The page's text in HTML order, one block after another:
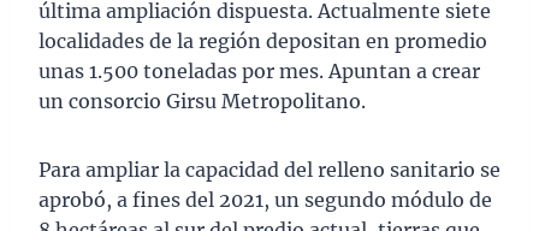
última ampliación dispuesta. Actualmente siete
localidades de la región depositan en promedio
unas 1.500 toneladas por mes. Apuntan a crear
un consorcio Girsu Metropolitano.
Para ampliar la capacidad del relleno sanitario se
aprobó, a fines del 2021, un segundo módulo de